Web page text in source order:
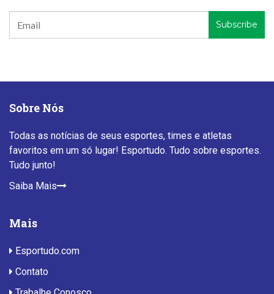
Sobre Nós
Todas as notícias de seus esportes, times e atletas
favoritos em um só lugar! Esportudo. Tudo sobre esportes.
Tudo junto!
Saiba Mais
Mais
Esportudo.com
Contato